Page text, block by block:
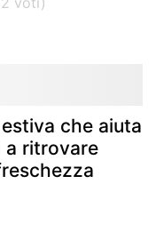
che aiuta
a ritrovare